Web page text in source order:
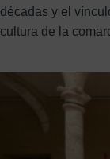
décadas y el
cultura de la